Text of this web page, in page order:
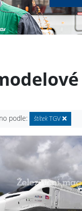
podle:
štítekTGV